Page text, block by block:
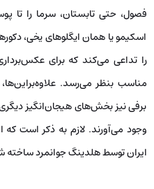
فصول، حتی تابستان، سرما را
اسکیمو یا همان ایگلوهای یخی،
را تداعی می‌کند که برای
مناسب بنظر می‌رسد.
برفی نیز بخش‌های هیجان‌انگیز
وجود می‌آورند. لازم به ذکر است که
ایران توسط هلدینگ جوانمرد